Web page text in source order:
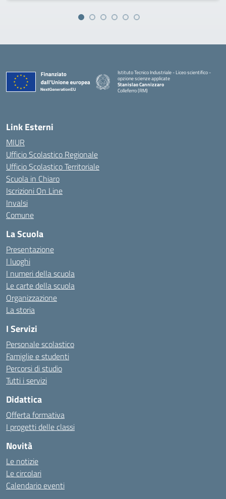
Istituto Tecnico Industriale - Liceo scientifico -
opzione scienze applicate
Stanislao Cannizzaro
Colleferro (RM)
Link Esterni
MIUR
Ufficio Scolastico Regionale
Ufficio Scolastico Territoriale
Scuola in Chiaro
Iscrizioni On Line
Invalsi
Comune
La Scuola
Presentazione
I luoghi
I numeri della scuola
Le carte della scuola
Organizzazione
La storia
I Servizi
Personale scolastico
Famiglie e studenti
Percorsi di studio
Tutti i servizi
Didattica
Offerta formativa
I progetti delle classi
Novità
Le notizie
Le circolari
Calendario eventi